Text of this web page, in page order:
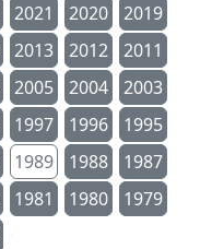
2021 2020
2019
2013 2012
2011
2005 2004
2003
1997 1996
1995
1989 1988
1987
1981 1980
1979